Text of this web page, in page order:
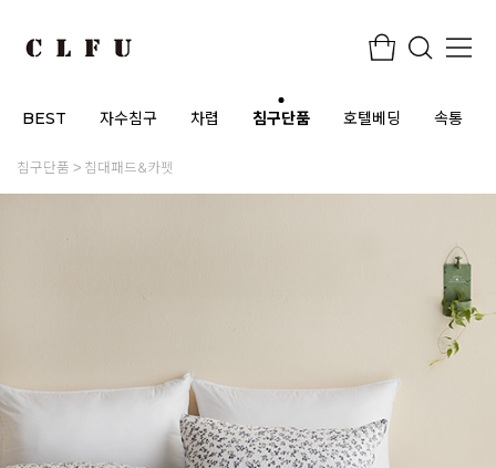
BEST 자수침구 차렵 침구단품 호텔베딩 속통
침구단품 침대패드&카펫